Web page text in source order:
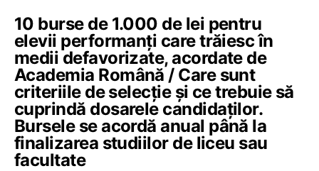
10 burse de 1.000 de lei pentru
elevii performanți care trăiesc în
medii defavorizate, acordate de
Academia Română / Care sunt
criteriile de selecție și ce trebuie să
cuprindă dosarele candidaților.
Bursele se acordă anual până la
finalizarea studiilor de liceu sau
facultate